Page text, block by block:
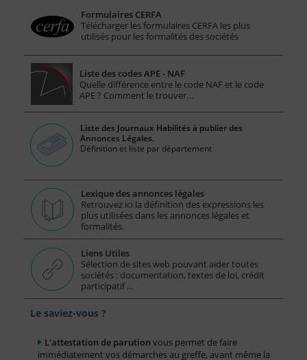
Formulaires CERFA
Télécharger les formulaires CERFA les plus
utilisés pour les formalités des sociétés
Liste des codes APE - NAF
Quelle différence entre le code NAF et le code
APE ? Comment le trouver…
Liste des Journaux Habilités à publier des
Annonces Légales.
Définition et liste par département
Lexique des annonces légales
Retrouvez ici la définition des expressions les
plus utilisées dans les annonces légales et
formalités.
Liens Utiles
Sélection de sites web pouvant aider toutes
sociétés : documentation, textes de loi, crédit
participatif ...
Le saviez-vous ?
L'attestation de parution vous permet de faire
immédiatement vos démarches au greffe, avant même la